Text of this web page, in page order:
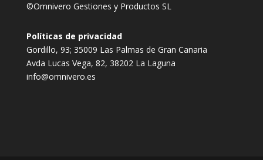
©Omnivero Gestiones y Productos SL
Políticas de privacidad
Gordillo, 93; 35009 Las Palmas de Gran Canaria
Avda Lucas Vega, 82, 38202 La Laguna
info@omnivero.es